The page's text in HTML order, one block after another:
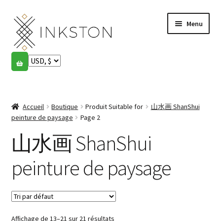
Aller
la
navigation
Aller
au
contenu
Menu
Boutique
menu
English
Español
Français
Accueil Boutique Produit Suitable for
山水画 ShanShui
peinture de paysage
Page 2
山水画 ShanShui
peinture de paysage
Affichage de 13–21 sur 21 résultats